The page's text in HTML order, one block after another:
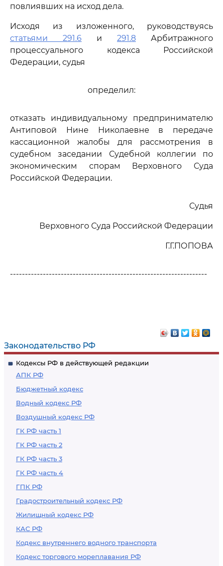
Законодательство РФ
Кодексы РФ в действующей редакции
АПК РФ
Бюджетный кодекс
Водный кодекс РФ
Воздушный кодекс РФ
ГК РФ часть 1
ГК РФ часть 2
ГК РФ часть 3
ГК РФ часть 4
ГПК РФ
Градостроительный кодекс РФ
Жилищный кодекс РФ
КАС РФ
Кодекс внутреннего водного транспорта
Кодекс торгового мореплавания РФ
повлиявших на исход дела.
Исходя из изложенного, руководствуясь
статьями 291.6 и 291.8 Арбитражного
процессуального кодекса Российской
Федерации, судья
определил:
отказать индивидуальному предпринимателю
Антиповой Нине Николаевне в передаче
кассационной жалобы для рассмотрения в
судебном заседании Судебной коллегии по
экономическим спорам Верховного Суда
Российской Федерации.
Судья
Верховного Суда Российской Федерации
Г.Г.ПОПОВА
------------------------------------------------------------------